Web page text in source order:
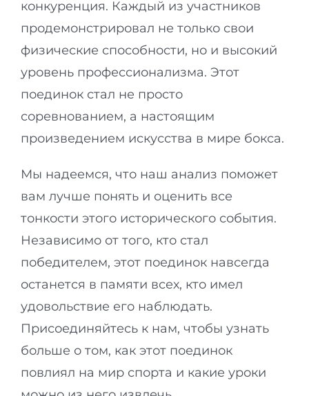
конкуренция. Каждый из участников
продемонстрировал не только свои
физические способности, но и высокий
уровень профессионализма. Этот
поединок стал не просто
соревнованием, а настоящим
произведением искусства в мире бокса.
Мы надеемся, что наш анализ поможет
вам лучше понять и оценить все
тонкости этого исторического события.
Независимо от того, кто стал
победителем, этот поединок навсегда
останется в памяти всех, кто имел
удовольствие его наблюдать.
Присоединяйтесь к нам, чтобы узнать
больше о том, как этот поединок
повлиял на мир спорта и какие уроки